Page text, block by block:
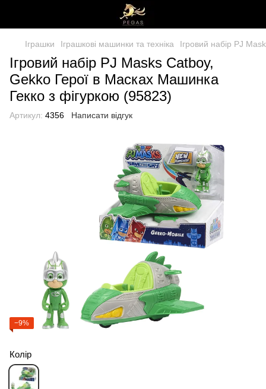
Іграшки Іграшкові машинки та техніка Ігровий набір PJ
Ігровий набір PJ Masks Catboy,
Gekko Герої в Масках Машинка
Гекко з фігуркою (95823)
Артикул: 4356 Написати відгук
−9%
Колір